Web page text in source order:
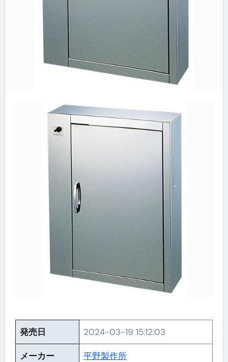
発売日 2024-03-19 15:12:03
メーカー 平野製作所